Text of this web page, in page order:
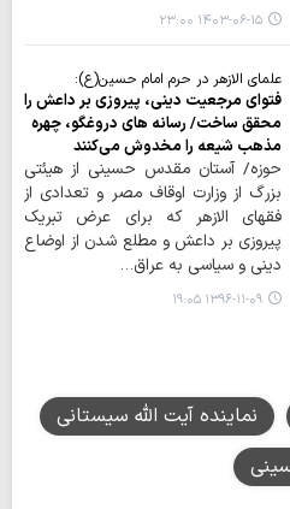
۱۴۰۳-۰۶-۱۵ ۲۳:۰۰
علمای الازهر در حرم امام حسین(ع):
فتوای مرجعیت دینی، پیروزی بر داعش را
محقق ساخت/ رسانه های دروغگو، چهره
مذهب شیعه را مخدوش می‌کنند
حوزه/ آستان مقدس حسینی از هیئتی
بزرگ از وزارت اوقاف مصر و تعدادی از
فقهای الازهر که برای عرض تبریک
پیروزی بر داعش و مطلع شدن از اوضاع
دینی و سیاسی به عراق…
۱۳۹۶-۱۱-۰۹ ۱۹:۰۵
نماینده آیت الله سیستانی